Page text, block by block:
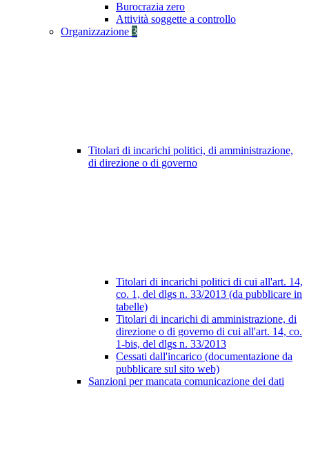
Burocrazia zero
Attività soggette a controllo
Organizzazione 3
Titolari di incarichi politici, di amministrazione,
di direzione o di governo
Titolari di incarichi politici di cui all'art. 14,
co. 1, del dlgs n. 33/2013 (da pubblicare in
tabelle)
Titolari di incarichi di amministrazione, di
direzione o di governo di cui all'art. 14, co.
1-bis, del dlgs n. 33/2013
Cessati dall'incarico (documentazione da
pubblicare sul sito web)
Sanzioni per mancata comunicazione dei dati